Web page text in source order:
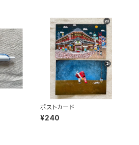
ポストカード
¥240